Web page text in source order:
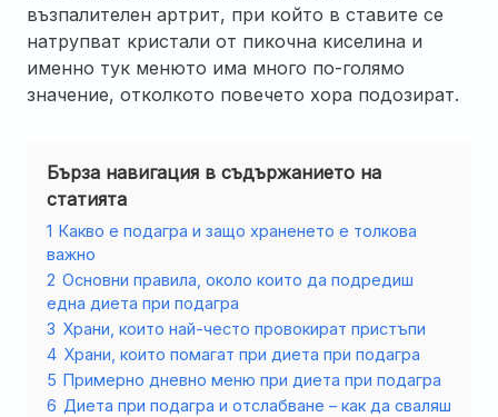
възпалителен артрит, при който в ставите се
натрупват кристали от пикочна киселина и
именно тук менюто има много по-голямо
значение, отколкото повечето хора подозират.
Бърза навигация в съдържанието на
статията
1 Какво е подагра и защо храненето е толкова
важно
2 Основни правила, около които да подредиш
една диета при подагра
3 Храни, които най-често провокират пристъпи
4 Храни, които помагат при диета при подагра
5 Примерно дневно меню при диета при подагра
6 Диета при подагра и отслабване – как да сваляш